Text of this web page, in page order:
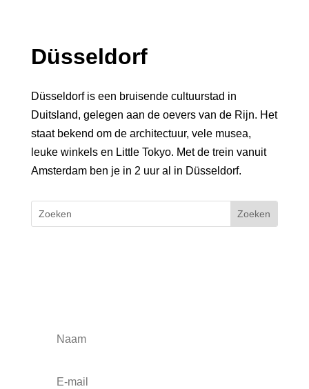
Düsseldorf
Düsseldorf is een bruisende cultuurstad in
Duitsland, gelegen aan de oevers van de Rijn. Het
staat bekend om de architectuur, vele musea,
leuke winkels en Little Tokyo. Met de trein vanuit
Amsterdam ben je in 2 uur al in Düsseldorf.